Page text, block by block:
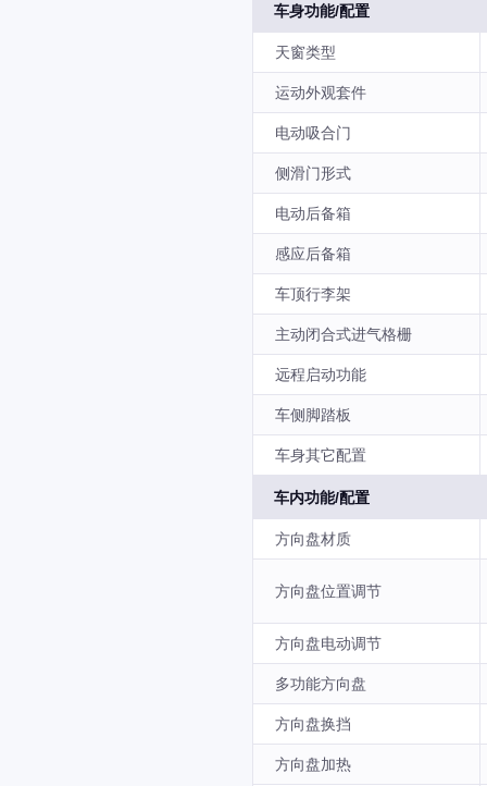
车身功能/配置
天窗类型
运动外观套件
电动吸合门
侧滑门形式
电动后备箱
感应后备箱
车顶行李架
主动闭合式进气格栅
远程启动功能
车侧脚踏板
车身其它配置
车内功能/配置
方向盘材质
方向盘位置调节
方向盘电动调节
多功能方向盘
方向盘换挡
方向盘加热